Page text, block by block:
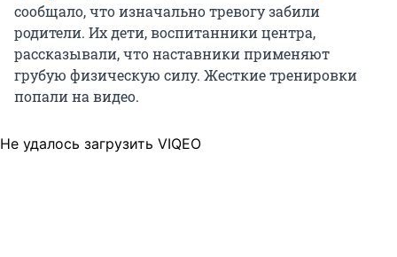
сообщало, что изначально тревогу забили
родители. Их дети, воспитанники центра,
рассказывали, что наставники применяют
грубую физическую силу. Жесткие тренировки
попали на видео.
Не удалось загрузить VIQEO